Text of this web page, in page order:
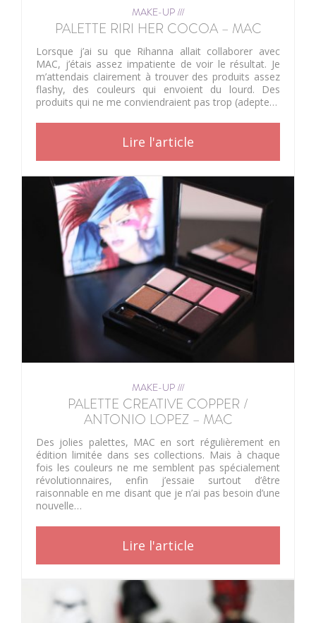
MAKE-UP ///
PALETTE RIRI HER COCOA – MAC
Lorsque j’ai su que Rihanna allait collaborer avec
MAC, j’étais assez impatiente de voir le résultat. Je
m’attendais clairement à trouver des produits assez
flashy, des couleurs qui envoient du lourd. Des
produits qui ne me conviendraient pas trop (adepte…
Lire l'article
MAKE-UP ///
PALETTE CREATIVE COPPER /
ANTONIO LOPEZ – MAC
Des jolies palettes, MAC en sort régulièrement en
édition limitée dans ses collections. Mais à chaque
fois les couleurs ne me semblent pas spécialement
révolutionnaires, enfin j’essaie surtout d’être
raisonnable en me disant que je n’ai pas besoin d’une
nouvelle…
Lire l'article